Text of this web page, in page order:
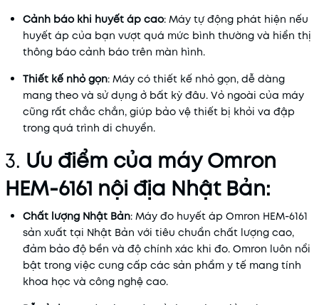
Cảnh báo khi huyết áp cao: Máy tự động phát hiện nếu
huyết áp của bạn vượt quá mức bình thường và hiển thị
thông báo cảnh báo trên màn hình.
Thiết kế nhỏ gọn: Máy có thiết kế nhỏ gọn, dễ dàng
mang theo và sử dụng ở bất kỳ đâu. Vỏ ngoài của máy
cũng rất chắc chắn, giúp bảo vệ thiết bị khỏi va đập
trong quá trình di chuyển.
3. Ưu điểm của máy Omron
HEM-6161 nội địa Nhật Bản:
Chất lượng Nhật Bản: Máy đo huyết áp Omron HEM-6161
sản xuất tại Nhật Bản với tiêu chuẩn chất lượng cao,
đảm bảo độ bền và độ chính xác khi đo. Omron luôn nổi
bật trong việc cung cấp các sản phẩm y tế mang tính
khoa học và công nghệ cao.